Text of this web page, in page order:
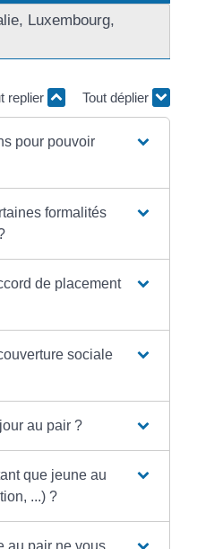
Luxembourg,
replier Tout déplier
pour pouvoir
formalités
de placement
sociale
au pair ?
que jeune au
...) ?
au pair ne vous